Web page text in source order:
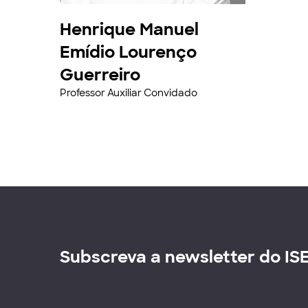
Henrique Manuel
Emídio Lourenço
Guerreiro
Professor Auxiliar Convidado
Subscreva a newsletter do